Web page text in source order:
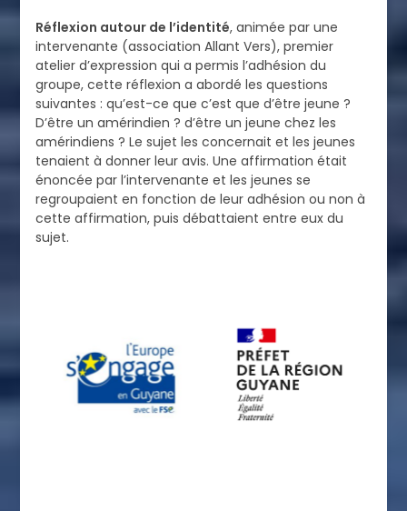
Réflexion autour de l’identité, animée par une
intervenante (association Allant Vers), premier
atelier d’expression qui a permis l’adhésion du
groupe, cette réflexion a abordé les questions
suivantes : qu’est-ce que c’est que d’être jeune ?
D’être un amérindien ? d’être un jeune chez les
amérindiens ? Le sujet les concernait et les jeunes
tenaient à donner leur avis. Une affirmation était
énoncée par l’intervenante et les jeunes se
regroupaient en fonction de leur adhésion ou non à
cette affirmation, puis débattaient entre eux du
sujet.